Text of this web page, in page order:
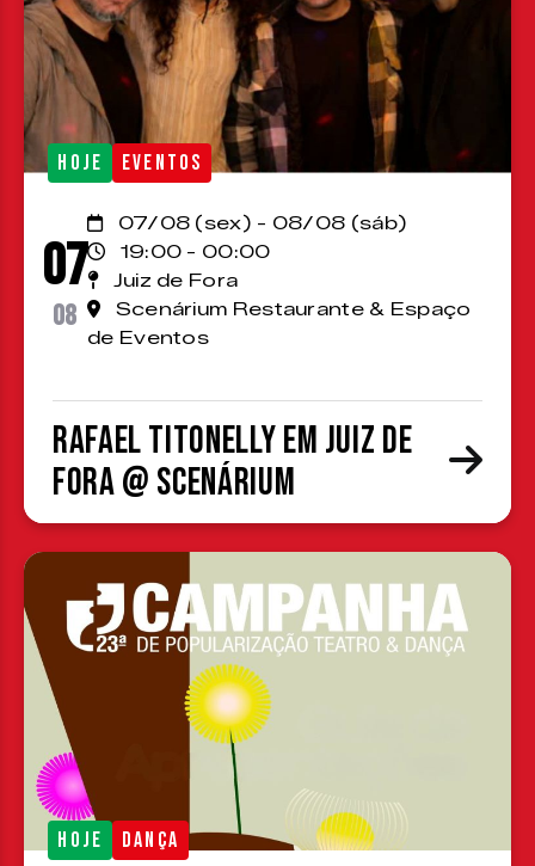
HOJE EVENTOS
07
08
07/08 (sex) - 08/08 (sáb)
19:00 - 00:00
Juiz de Fora
Scenárium Restaurante & Espaço
de Eventos
Rafael Titonelly em Juiz de
Fora @ Scenárium
HOJE DANÇA